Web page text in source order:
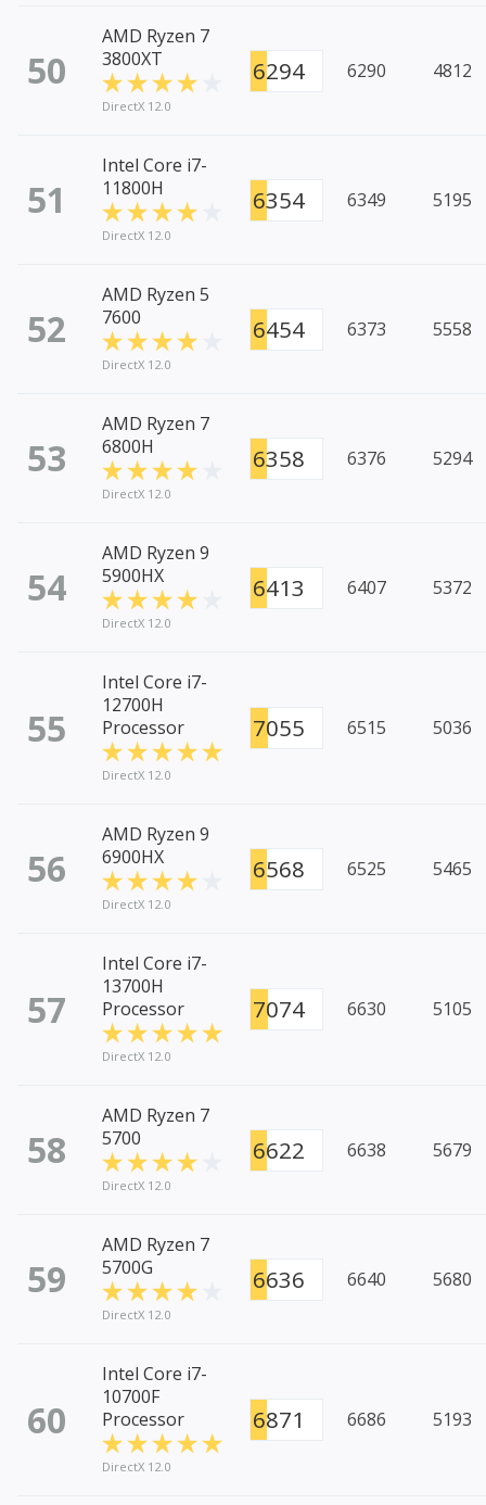
50
AMD Ryzen 7
3800XT
DirectX 12.0
6294 6290 4812
51
Intel Core i7-
11800H
DirectX 12.0
6354 6349 5195
52
AMD Ryzen 5
7600
DirectX 12.0
6454 6373 5558
53
AMD Ryzen 7
6800H
DirectX 12.0
6358 6376 5294
54
AMD Ryzen 9
5900HX
DirectX 12.0
6413 6407 5372
55
Intel Core i7-
12700H
Processor
DirectX 12.0
7055 6515 5036
56
AMD Ryzen 9
6900HX
DirectX 12.0
6568 6525 5465
57
Intel Core i7-
13700H
Processor
DirectX 12.0
7074 6630 5105
58
AMD Ryzen 7
5700
DirectX 12.0
6622 6638 5679
59
AMD Ryzen 7
5700G
DirectX 12.0
6636 6640 5680
60
Intel Core i7-
10700F
Processor
DirectX 12.0
6871 6686 5193